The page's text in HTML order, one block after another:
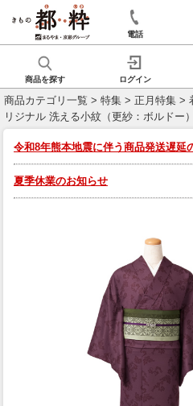
電話
商品を探す ログイン
商品カテゴリ一覧 > 特集 > 正月特集 >
リジナル 洗える小紋（更紗：ボルドー
令和8年熊本地震に伴う商品発送遅延
夏季休業のお知らせ